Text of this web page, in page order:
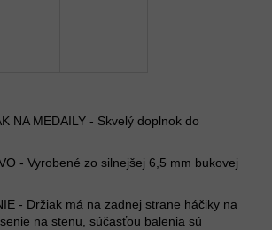
NA MEDAILY - Skvelý doplnok do
- Vyrobené zo silnejšej 6,5 mm bukovej
- Držiak má na zadnej strane háčiky na
na stenu, súčasťou balenia sú